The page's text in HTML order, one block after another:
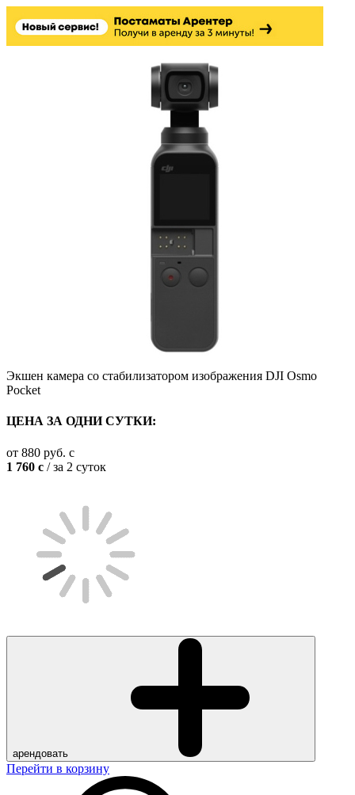
Экшен камера со стабилизатором изображения DJI Osmo
Pocket
ЦЕНА ЗА ОДНИ СУТКИ:
от 880 руб. c
1 760 c / за 2 суток
арендовать
Перейти в корзину